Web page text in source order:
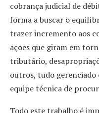
cobrança judicial de
forma a buscar o
trazer incremento aos
ações que giram em
tributário,
outros, tudo gerenciado
equipe técnica de
Todo este trabalho é